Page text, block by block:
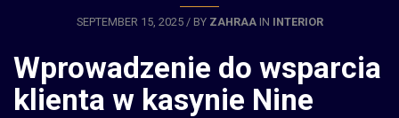
SEPTEMBER 15, 2025 / BY ZAHRAAIN INTERIOR
Wprowadzenie do wsparcia
klienta w kasynie Nine